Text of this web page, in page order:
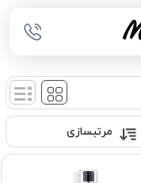
مرتبسازی